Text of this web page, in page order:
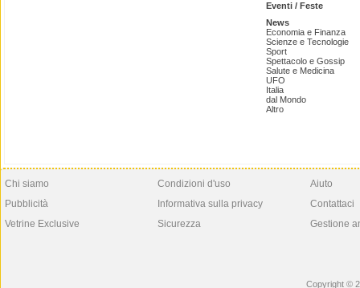
Eventi / Feste
News
Economia e Finanza
Scienze e Tecnologie
Sport
Spettacolo e Gossip
Salute e Medicina
UFO
Italia
dal Mondo
Altro
Chi siamo
Pubblicità
Vetrine Exclusive
Condizioni d'uso
Informativa sulla privacy
Sicurezza
Aiuto
Contattaci
Gestione
Copyright ©